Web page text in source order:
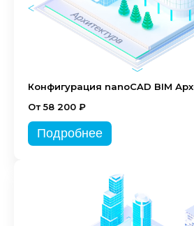
Конфигурация nanoCAD BIM
От 58 200 ₽
Подробнее